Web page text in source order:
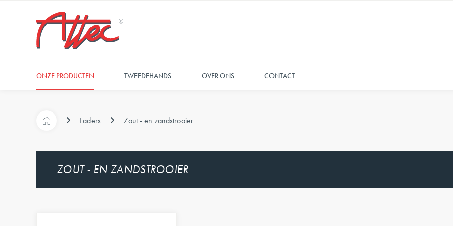
ONZE PRODUCTEN TWEEDEHANDS OVER ONS CONTACT
Laders Zout - en zandstrooier
ZOUT - EN ZANDSTROOIER